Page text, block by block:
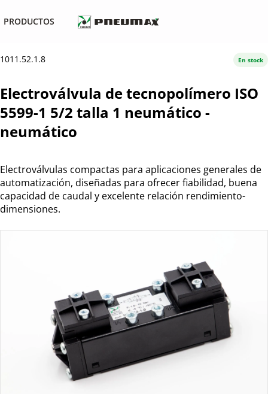
PRODUCTOS
1011.52.1.8
Electroválvula de tecnopolímero ISO
5599-1 5/2 talla 1 neumático -
neumático
Electroválvulas compactas para aplicaciones generales de
automatización, diseñadas para ofrecer fiabilidad, buena
capacidad de caudal y excelente relación rendimiento-
dimensiones.
En stock